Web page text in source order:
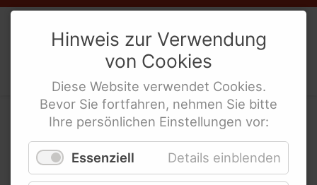
Weibernetze.V.
Politische Interessen-Ver­tre­tung
behinderte Frauen
In der WeiberZEIT nach
Schlag-Worten suchen
Hinweis zur Verwendung
von Cookies
Diese Website verwendet Cookies.
Bevor Sie fortfahren, nehmen Sie bitte
Ihre persönlichen Einstellungen vor:
Essenziell Details einblenden